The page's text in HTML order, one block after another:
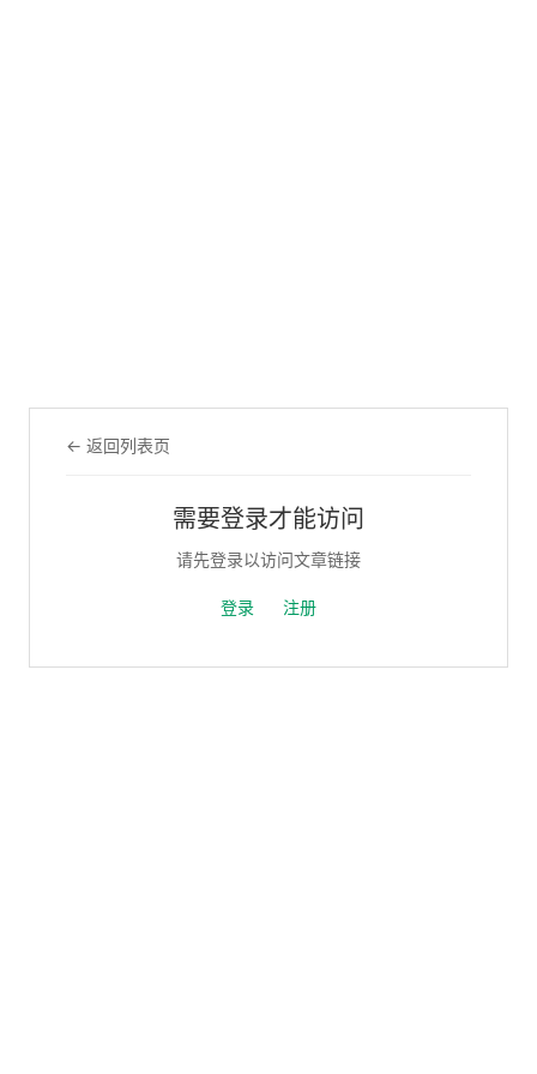
← 返回列表页
需要登录才能访问
请先登录以访问文章链接
登录 注册